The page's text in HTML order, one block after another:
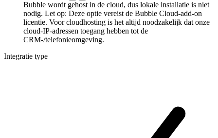
Bubble wordt gehost in de cloud, dus lokale installatie is niet
nodig. Let op: Deze optie vereist de Bubble Cloud-add-on
licentie. Voor cloudhosting is het altijd noodzakelijk dat onze
cloud-IP-adressen toegang hebben tot de
CRM-/telefonieomgeving.
Integratie type